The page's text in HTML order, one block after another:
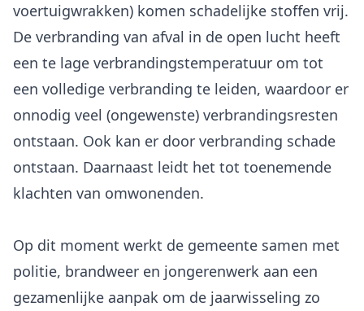
voertuigwrakken) komen schadelijke stoffen vrij.
De verbranding van afval in de open lucht heeft
een te lage verbrandingstemperatuur om tot
een volledige verbranding te leiden, waardoor er
onnodig veel (ongewenste) verbrandingsresten
ontstaan. Ook kan er door verbranding schade
ontstaan. Daarnaast leidt het tot toenemende
klachten van omwonenden.
Op dit moment werkt de gemeente samen met
politie, brandweer en jongerenwerk aan een
gezamenlijke aanpak om de jaarwisseling zo